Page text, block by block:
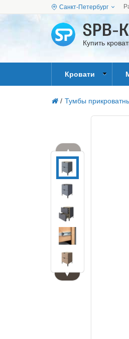
Санкт-Петербург
Купить
Кровати
/ Тумбы
▲
▼